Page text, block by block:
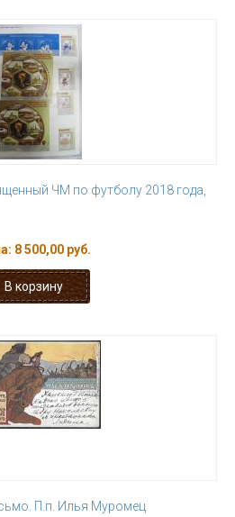
ЧМ по футболу 2018 года,
8 500,00 руб.
П.п. Илья Муромец